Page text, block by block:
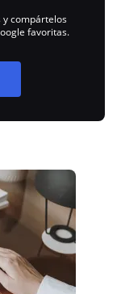
y compártelos
favoritas.